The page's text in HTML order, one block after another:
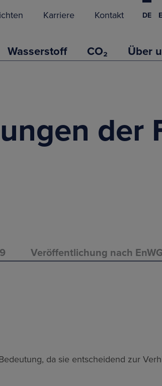
Karriere Kontakt DE
Wasserstoff CO₂ Über
der
Veröffentlichung nach
da sie entscheidend zur